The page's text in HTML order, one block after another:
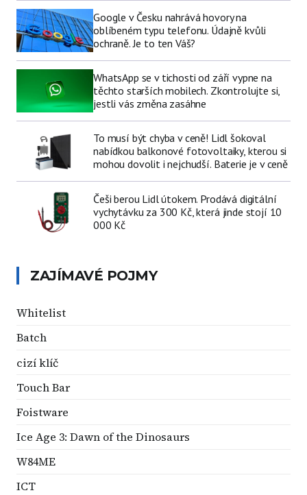
Google v Česku nahrává hovory na
oblíbeném typu telefonu. Údajně kvůli
ochraně. Je to ten Váš?
WhatsApp se v tichosti od září vypne na
těchto starších mobilech. Zkontrolujte si,
jestli vás změna zasáhne
To musí být chyba v ceně! Lidl šokoval
nabídkou balkonové fotovoltaiky, kterou si
mohou dovolit i nejchudší. Baterie je v ceně
Češi berou Lidl útokem. Prodává digitální
vychytávku za 300 Kč, která jinde stojí 10
000 Kč
ZAJÍMAVÉ POJMY
Whitelist
Batch
cizí klíč
Touch Bar
Foistware
Ice Age 3: Dawn of the Dinosaurs
W84ME
ICT